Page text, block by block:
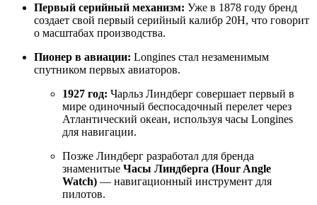
Первый серийный механизм: Уже в 1878 году бренд
создает свой первый серийный калибр 20Н, что говорит
о масштабах производства.
Пионер в авиации: Longines стал незаменимым
спутником первых авиаторов.
1927 год: Чарльз Линдберг совершает первый в
мире одиночный беспосадочный перелет через
Атлантический океан, используя часы Longines
для навигации.
Позже Линдберг разработал для бренда
знаменитые Часы Линдберга (Hour Angle
Watch) — навигационный инструмент для
пилотов.